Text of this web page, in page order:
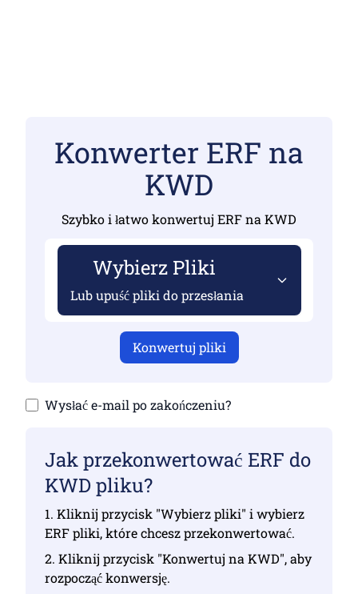
Konwerter ERF na
KWD
Szybko i łatwo konwertuj ERF na KWD
Wybierz Pliki
Lub upuść pliki do przesłania
Konwertuj pliki
Wysłać e-mail po zakończeniu?
Jak przekonwertować ERF do
KWD pliku?
1. Kliknij przycisk "Wybierz pliki" i wybierz
ERF pliki, które chcesz przekonwertować.
2. Kliknij przycisk "Konwertuj na KWD", aby
rozpocząć konwersję.